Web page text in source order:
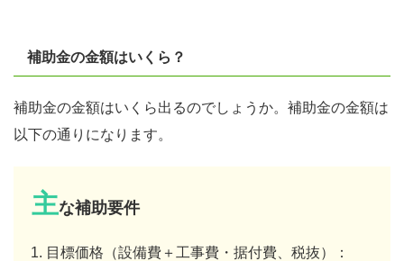
補助金の金額はいくら？
補助金の金額はいくら出るのでしょうか。補助金の金額は
以下の通りになります。
主な補助要件
目標価格（設備費＋工事費・据付費、税抜）：